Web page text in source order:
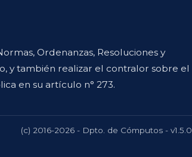
Ordenanzas, Resoluciones y
y también realizar el contralor sobre el
en su artículo n° 273.
(c) 2016-2026 - Dpto. de Cómputos - v1.5.0